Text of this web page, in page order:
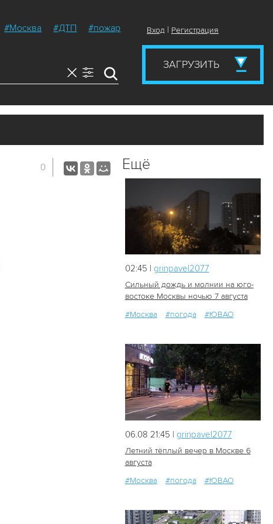
#Москва #ДТП #пожар Вход | Регистрация
ЗАГРУЗИТЬ
0 Ещё
18
02:45 | grinpavel2077
Сильный дождь и молнии на юго-
востоке Москвы ночью 7 августа
#Москва
#погода #ЮВАО
25
06.08 21:45 | grinpavel2077
Летний тёплый вечер в Москве 6
августа
#Москва
#погода #ЮВАО